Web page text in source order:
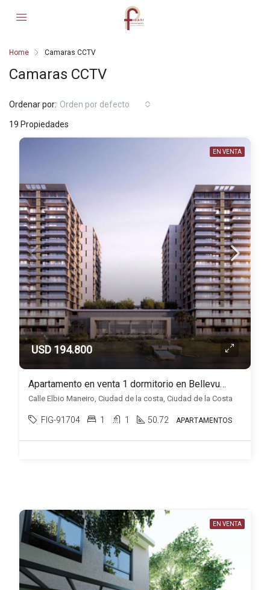
Home Camaras CCTV
Camaras CCTV
19 Propiedades
Ordenar por: Orden por defecto
EN VENTA
USD 194.800
Apartamento en venta 1 dormitorio en Bellevue, Ciudad de la costa
Calle Elbio Maneiro, Ciudad de la costa, Ciudad de la Costa
FIG-91704 1 1 50.72 APARTAMENTOS
EN VENTA